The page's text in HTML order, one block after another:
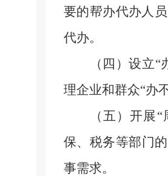
要的帮办代办人
代办。
（四）设立“
理企业和群众“办
（五）开展“
保、税务等部门
事需求。